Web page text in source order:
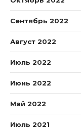
Сентябрь 2022
Август 2022
Июль 2022
Июнь 2022
Май 2022
Июль 2021